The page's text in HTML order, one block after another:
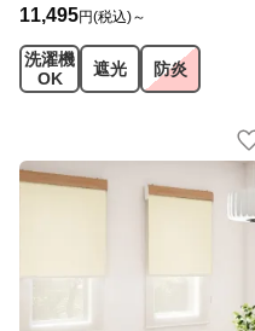
11,495円(税込)～
洗濯機
OK
遮光 防炎